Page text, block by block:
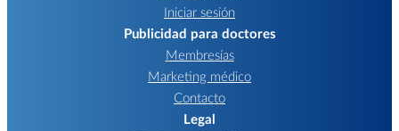
Iniciar sesión
Publicidad para doctores
Membresías
Marketing médico
Contacto
Legal